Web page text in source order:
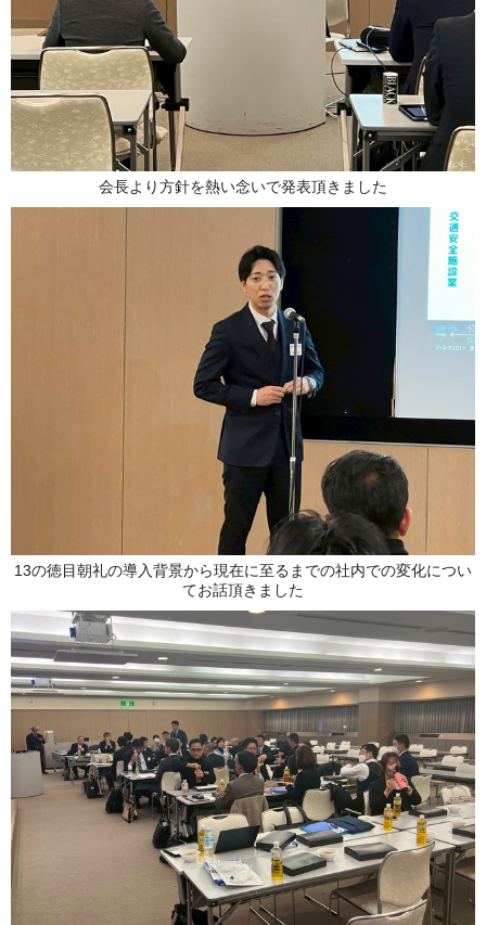
会長より方針を熱い念いで発表頂きました
13の徳目朝礼の導入背景から現在に至るまでの社内での変化につい
てお話頂きました